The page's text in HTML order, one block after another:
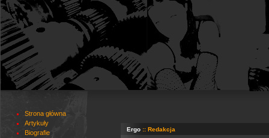
Strona główna
Artykuły
Biografie
Ergo :: Redakcja